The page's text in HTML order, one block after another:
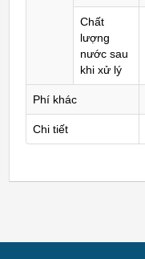
Chất
lượng
nước sau
khi xử lý
Phí khác
Chi tiết